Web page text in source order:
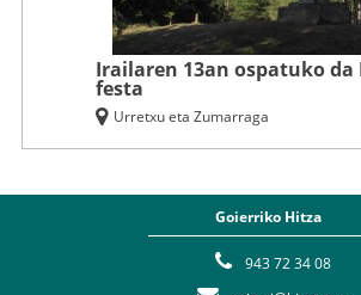
Irailaren 13an ospatuko da
festa
Urretxu eta Zumarraga
Goierriko Hitza
943 72 34 08